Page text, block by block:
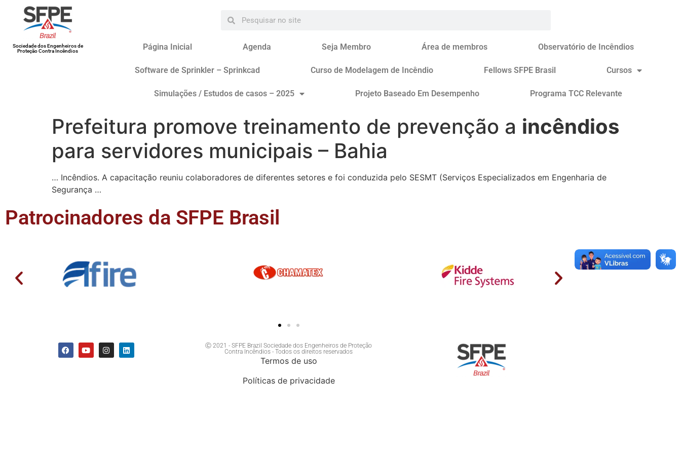
Sociedade dos Engenheiros de
Proteção Contra Incêndios
Página Inicial Agenda Seja Membro Área de membros Observatório de Incêndios
Software de Sprinkler – Sprinkcad Curso de Modelagem de Incêndio Fellows SFPE Brasil Cursos
Simulações / Estudos de casos – 2025 Projeto Baseado Em Desempenho Programa TCC Relevante
Prefeitura promove treinamento de prevenção a incêndios
para servidores municipais – Bahia
… Incêndios. A capacitação reuniu colaboradores de diferentes setores e foi conduzida pelo SESMT (Serviços Especializados em Engenharia de
Segurança …
Patrocinadores da SFPE Brasil
Ⓒ 2021 - SFPE Brazil Sociedade dos Engenheiros de Proteção
Contra Incêndios - Todos os direitos reservados
Termos de uso
Políticas de privacidade